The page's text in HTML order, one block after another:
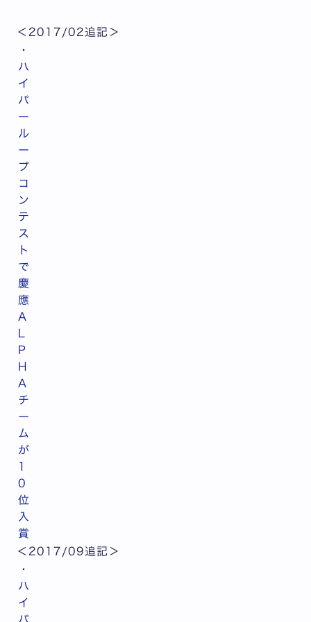
＜2017/02追記＞
・
ハ
イ
パ
ー
ル
ー
プ
コ
ン
テ
ス
ト
で
慶
應
A
L
P
H
A
チ
ー
ム
が
1
0
位
入
賞
＜2017/09追記＞
・
ハ
イ
パ